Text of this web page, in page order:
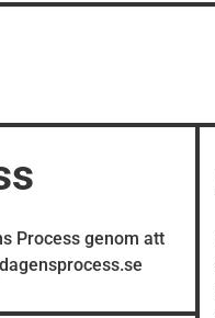
Process genom att